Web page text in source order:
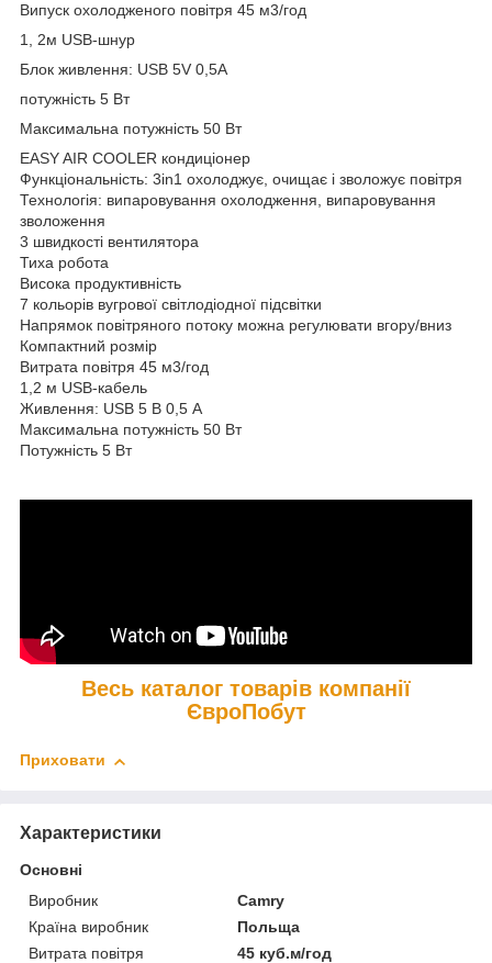
Випуск охолодженого повітря 45 м3/год
1, 2м USB-шнур
Блок живлення: USB 5V 0,5A
потужність 5 Вт
Максимальна потужність 50 Вт
EASY AIR COOLER кондиціонер
Функціональність: 3in1 охолоджує, очищає і зволожує повітря
Технологія: випаровування охолодження, випаровування
зволоження
3 швидкості вентилятора
Тиха робота
Висока продуктивність
7 кольорів вугрової світлодіодної підсвітки
Напрямок повітряного потоку можна регулювати вгору/вниз
Компактний розмір
Витрата повітря 45 м3/год
1,2 м USB-кабель
Живлення: USB 5 В 0,5 А
Максимальна потужність 50 Вт
Потужність 5 Вт
Весь каталог товарів компанії
ЄвроПобут
Приховати
Характеристики
Основні
Виробник
Camry
Країна виробник
Польща
Витрата повітря
45 куб.м/год